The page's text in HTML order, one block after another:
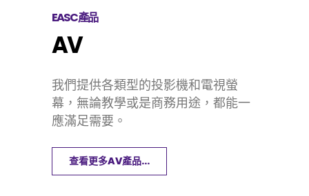
EASC產品
AV
我們提供各類型的投影機和電視螢
幕，無論教學或是商務用途，都能一
應滿足需要。
查看更多AV產品...